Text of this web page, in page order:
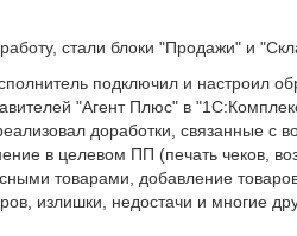
стали блоки "Продажи" и
подключил и настроил
"Агент Плюс" в
доработки, связанные с
в целевом ПП (печать чеков,
товарами, добавление
излишки, недостачи и многие